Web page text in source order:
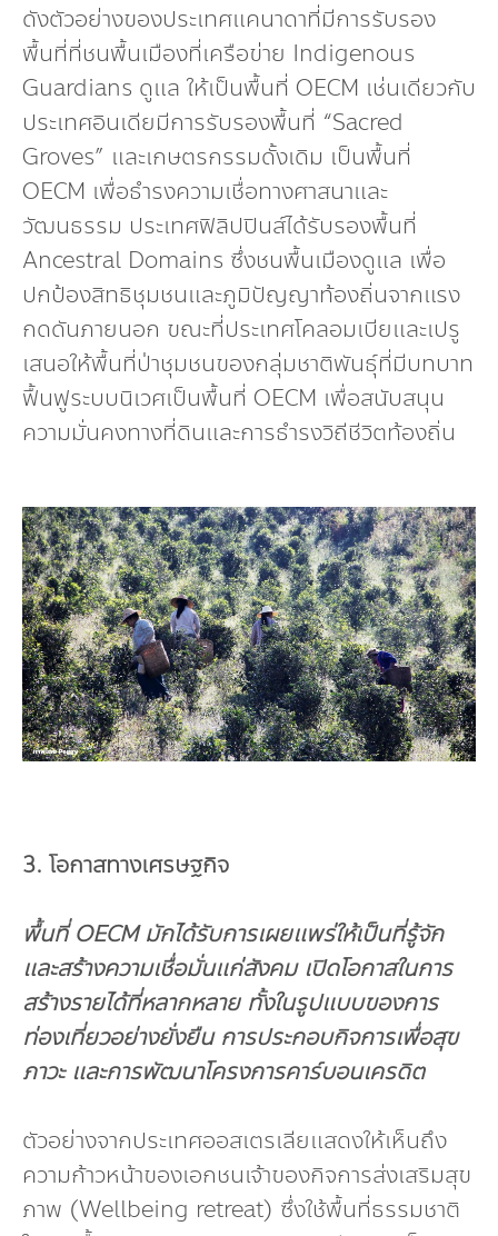
ดังตัวอย่างของประเทศแคนาดาที่มีการรับรอง
พื้นที่ที่ชนพื้นเมืองที่เครือข่าย Indigenous
Guardians ดูแล ให้เป็นพื้นที่ OECM เช่นเดียวกับ
ประเทศอินเดียมีการรับรองพื้นที่ “Sacred
Groves” และเกษตรกรรมดั้งเดิม เป็นพื้นที่
OECM เพื่อธำรงความเชื่อทางศาสนาและ
วัฒนธรรม ประเทศฟิลิปปินส์ได้รับรองพื้นที่
Ancestral Domains ซึ่งชนพื้นเมืองดูแล เพื่อ
ปกป้องสิทธิชุมชนและภูมิปัญญาท้องถิ่นจากแรง
กดดันภายนอก ขณะที่ประเทศโคลอมเบียและเปรู
เสนอให้พื้นที่ป่าชุมชนของกลุ่มชาติพันธุ์ที่มีบทบาท
ฟื้นฟูระบบนิเวศเป็นพื้นที่ OECM เพื่อสนับสนุน
ความมั่นคงทางที่ดินและการธำรงวิถีชีวิตท้องถิ่น
3. โอกาสทางเศรษฐกิจ
พื้นที่OECM มักได้รับการเผยแพร่ให้เป็นที่รู้จัก
และสร้างความเชื่อมั่นแก่สังคม เปิดโอกาสในการ
สร้างรายได้ที่หลากหลาย ทั้งในรูปแบบของการ
ท่องเที่ยวอย่างยั่งยืน การประกอบกิจการเพื่อสุข
ภาวะ และการพัฒนาโครงการคาร์บอนเครดิต
ตัวอย่างจากประเทศออสเตรเลียแสดงให้เห็นถึง
ความก้าวหน้าของเอกชนเจ้าของกิจการส่งเสริมสุข
ภาพ (Wellbeing retreat) ซึ่งใช้พื้นที่ธรรมชาติ